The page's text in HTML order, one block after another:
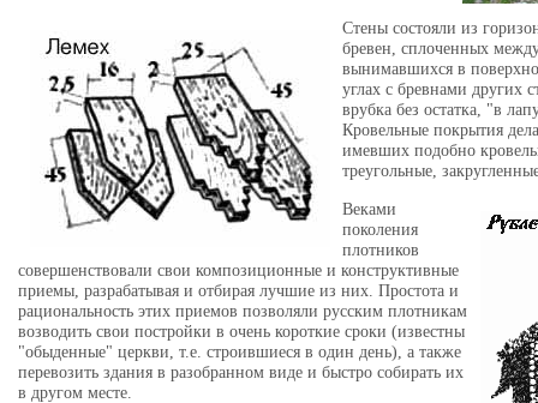
Стены состояли из
бревен, сплоченных
вынимавшихся в
углах с бревнами других
врубка без остатка, "в
Кровельные покрытия
имевших подобно
треугольные,
Веками
поколения
плотников
совершенствовали свои композиционные и конструктивные
приемы, разрабатывая и отбирая лучшие из них. Простота и
рациональность этих приемов позволяли русским плотникам
возводить свои постройки в очень короткие сроки (известны
"обыденные" церкви, т.е. строившиеся в один день), а также
перевозить здания в разобранном виде и быстро собирать их
в другом месте.